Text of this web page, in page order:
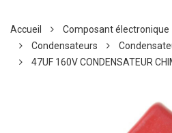
Accueil Composant électronique
Condensateurs
47UF 160V CONDENSATEUR